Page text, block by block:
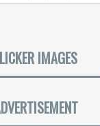
IMAGES